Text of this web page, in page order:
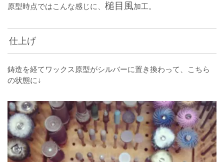
原型時点ではこんな感じに、 槌目風加工。
仕上げ
鋳造を経てワックス原型がシルバーに置き換わって、こちら
の状態に↓